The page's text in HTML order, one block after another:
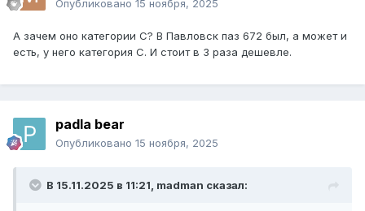
Опубликовано 15 ноября, 2025
А зачем оно категории С? В Павловск паз 672 был, а может и
есть, у него категория С. И стоит в 3 раза дешевле.
padla bear
Опубликовано 15 ноября, 2025
В 15.11.2025 в 11:21, madman сказал: